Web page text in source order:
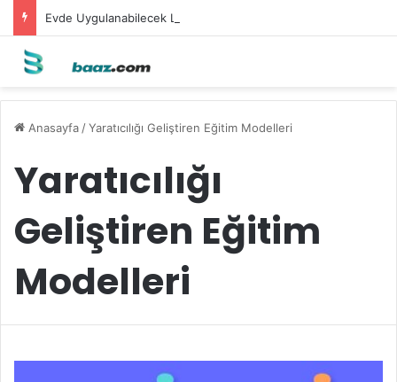
Evde Uygulanabilecek Leke Karşıtı Maskeler
Anasayfa /Yaratıcılığı Geliştiren Eğitim Modelleri
Yaratıcılığı
Geliştiren Eğitim
Modelleri